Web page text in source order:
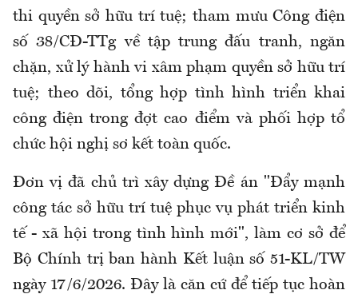
thi quyền sở hữu trí tuệ; tham mưu Công điện
số 38/CĐ-TTg về tập trung đấu tranh, ngăn
chặn, xử lý hành vi xâm phạm quyền sở hữu trí
tuệ; theo dõi, tổng hợp tình hình triển khai
công điện trong đợt cao điểm và phối hợp tổ
chức hội nghị sơ kết toàn quốc.
Đơn vị đã chủ trì xây dựng Đề án "Đẩy mạnh
công tác sở hữu trí tuệ phục vụ phát triển kinh
tế - xã hội trong tình hình mới", làm cơ sở để
Bộ Chính trị ban hành Kết luận số 51-KL/TW
ngày 17/6/2026. Đây là căn cứ để tiếp tục hoàn